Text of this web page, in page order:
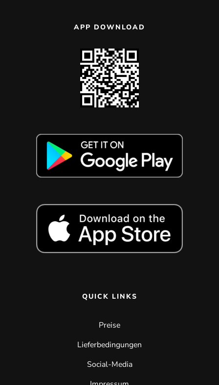
APP DOWNLOAD
QUICK LINKS
Preise
Lieferbedingungen
Social-Media